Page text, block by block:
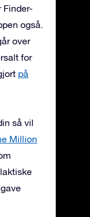
Finder-
også.
over
for
på
så vil
Million